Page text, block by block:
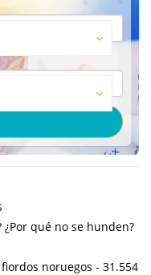
qué no se hunden?
noruegos - 31.554